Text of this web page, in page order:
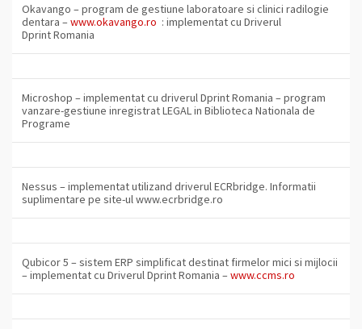
Okavango – program de gestiune laboratoare si clinici radilogie
dentara – www.okavango.ro : implementat cu Driverul
Dprint Romania
Microshop – implementat cu driverul Dprint Romania – program
vanzare-gestiune inregistratLEGALin Biblioteca Nationala de
Programe
Nessus – implementat utilizand driverul ECRbridge. Informatii
suplimentare pe site-ul www.ecrbridge.ro
Qubicor 5 – sistem ERP simplificat destinat firmelor mici si mijlocii
– implementat cu Driverul Dprint Romania – www.ccms.ro